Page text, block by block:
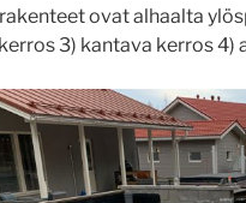
ovat alhaalta
3) kantava kerros 4)